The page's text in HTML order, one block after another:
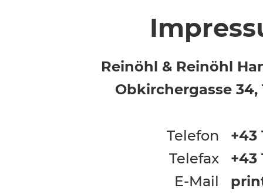
Reinöhl & Reinöhl
Obkirchergasse 34,
Telefon
+43
Telefax
+43
E-Mail